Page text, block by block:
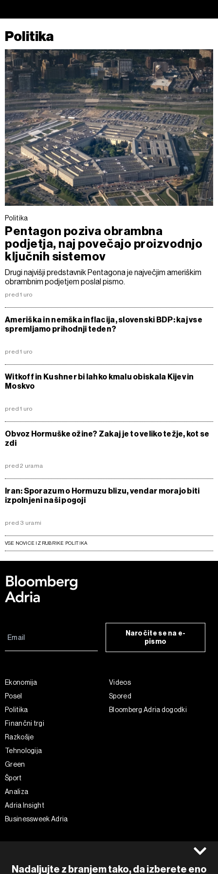
Politika
Politika
Pentagon poziva obrambna
podjetja, naj povečajo proizvodnjo
ključnih sistemov
Drugi najvišji predstavnik Pentagona je največjim ameriškim
obrambnim podjetjem poslal pismo.
pred 1 uro
Ameriška in nemška inflacija, slovenski BDP: kaj vse
spremljamo prihodnji teden?
pred 1 uro
Witkoff in Kushner bi lahko kmalu obiskala Kijev in
Moskvo
pred 1 uro
Obvoz Hormuške ožine? Zakaj je to veliko težje, kot se
zdi
pred 2 urama
Iran: Sporazum o Hormuzu blizu, vendar morajo biti
izpolnjeni naši pogoji
pred 3 urami
VSE NOVICE IZ RUBRIKE POLITIKA
Nadaljujte z branjem tako, da izberete eno
Naročite se na e-
pismo
Ekonomija
Posel
Politika
Finančni trgi
Razkošje
Tehnologija
Green
Šport
Analiza
Adria Insight
Businessweek Adria
Videos
Spored
Bloomberg Adria dogodki